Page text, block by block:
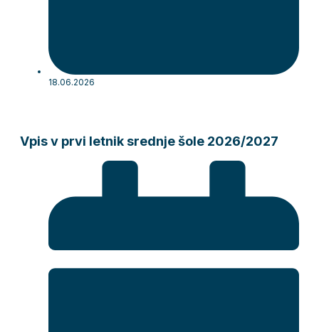
18.06.2026
Vpis v prvi letnik srednje šole 2026/2027